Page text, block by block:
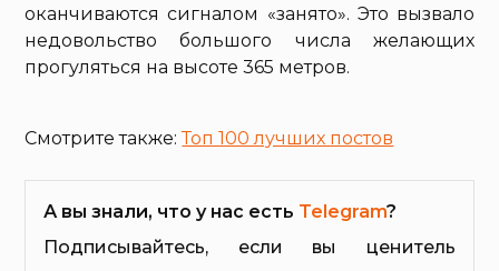
оканчиваются сигналом «занято». Это вызвало
недовольство большого числа желающих
прогуляться на высоте 365 метров.
Смотрите также:Топ 100 лучших постов
А вы знали, что у нас есть Telegram?
Подписывайтесь, если вы ценитель